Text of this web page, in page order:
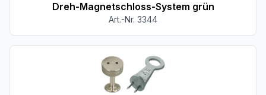
Dreh-Magnetschloss-System grün
Art.-Nr. 3344